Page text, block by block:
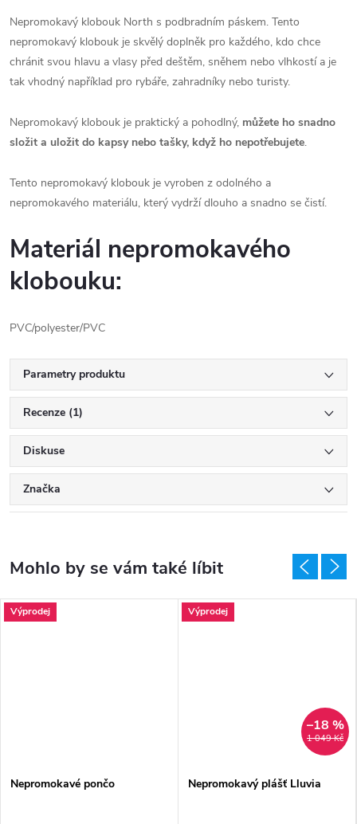
Nepromokavý klobouk North s podbradním páskem. Tento
nepromokavý klobouk je skvělý doplněk pro každého, kdo chce
chránit svou hlavu a vlasy před deštěm, sněhem nebo vlhkostí a je
tak vhodný například pro rybáře, zahradníky nebo turisty.
Nepromokavý klobouk je praktický a pohodlný, můžete ho snadno
složit a uložit do kapsy nebo tašky, když ho nepotřebujete.
Tento nepromokavý klobouk je vyroben z odolného a
nepromokavého materiálu, který vydrží dlouho a snadno se čistí.
Materiál nepromokavého
klobouku:
PVC/polyester/PVC
Parametry produktu
Recenze (1)
Diskuse
Značka
Výprodej
Nepromokavé pončo
Výprodej
1 049 Kč
–18 %
Nepromokavý plášť Lluvia